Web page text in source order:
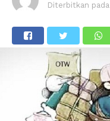
Diterbitkan pada